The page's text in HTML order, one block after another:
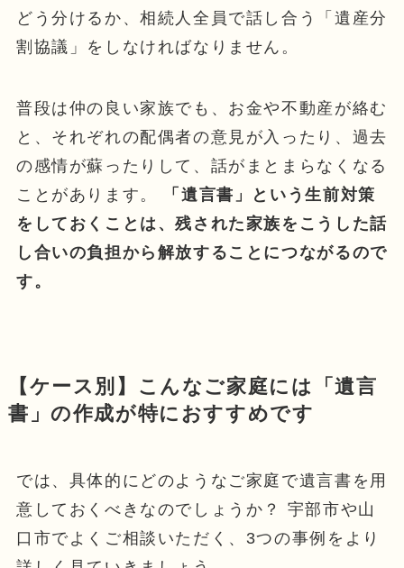
どう分けるか、相続人全員で話し合う「遺産分
割協議」をしなければなりません。
普段は仲の良い家族でも、お金や不動産が絡む
と、それぞれの配偶者の意見が入ったり、過去
の感情が蘇ったりして、話がまとまらなくなる
ことがあります。
「遺言書」という生前対策
をしておくことは、残された家族をこうした話
し合いの負担から解放することにつながるので
す。
【ケース別】こんなご家庭には「遺言
書」の作成が特におすすめです
では、具体的にどのようなご家庭で遺言書を用
意しておくべきなのでしょうか？ 宇部市や山
口市でよくご相談いただく、3つの事例をより